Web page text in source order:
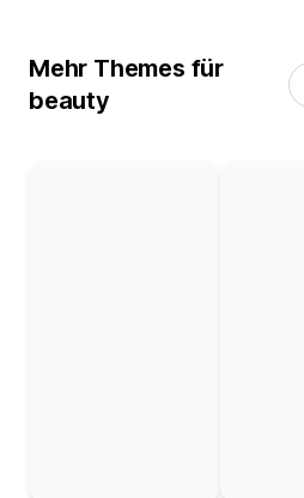
Mehr Themes für
beauty